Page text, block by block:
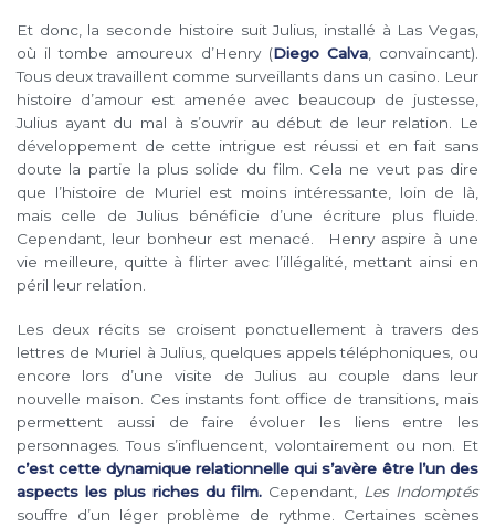
Et donc, la seconde histoire suit Julius, installé à Las Vegas,
où il tombe amoureux d’Henry (Diego Calva, convaincant).
Tous deux travaillent comme surveillants dans un casino. Leur
histoire d’amour est amenée avec beaucoup de justesse,
Julius ayant du mal à s’ouvrir au début de leur relation. Le
développement de cette intrigue est réussi et en fait sans
doute la partie la plus solide du film. Cela ne veut pas dire
que l’histoire de Muriel est moins intéressante, loin de là,
mais celle de Julius bénéficie d’une écriture plus fluide.
Cependant, leur bonheur est menacé. Henry aspire à une
vie meilleure, quitte à flirter avec l’illégalité, mettant ainsi en
péril leur relation.
Les deux récits se croisent ponctuellement à travers des
lettres de Muriel à Julius, quelques appels téléphoniques, ou
encore lors d’une visite de Julius au couple dans leur
nouvelle maison. Ces instants font office de transitions, mais
permettent aussi de faire évoluer les liens entre les
personnages. Tous s’influencent, volontairement ou non. Et
c’est cette dynamique relationnelle qui s’avère être l’un des
aspects les plus riches du film. Cependant, Les Indomptés
souffre d’un léger problème de rythme. Certaines scènes